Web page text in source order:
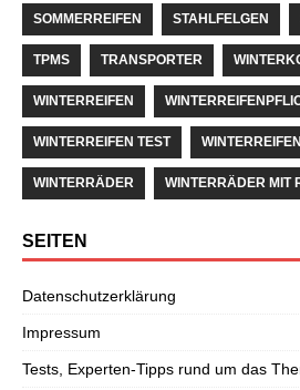
SOMMERREIFEN STAHLFELGEN
TPMS TRANSPORTER
WINTERREIFEN
WINTERREIFEN TEST
WINTERRÄDER WINTERRÄDER MIT
SEITEN
Datenschutzerklärung
Impressum
Tests, Experten-Tipps rund um das